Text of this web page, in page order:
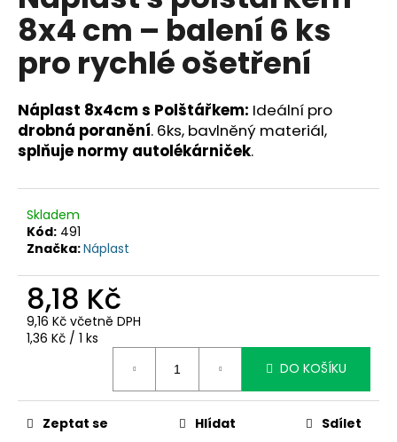
0,0
z
5
hvězdiček.
8x4 cm – balení 6 ks
pro rychlé ošetření
Náplast 8x4cm s Polštářkem: Ideální pro
drobná poranění. 6ks, bavlněný materiál,
splňuje normy autolékárniček.
Skladem
Kód: 491
Značka:Náplast
8,18 Kč
9,16 Kč včetně DPH
Měrná
1,36 Kč / 1 ks
DO KOŠÍKU
Zeptat se Hlídat Sdílet
a
j
t
?
D
o
p
o
č
u